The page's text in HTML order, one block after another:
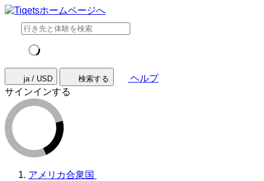
ja / USD 検索する
ヘルプ
サインインする
アメリカ合衆国